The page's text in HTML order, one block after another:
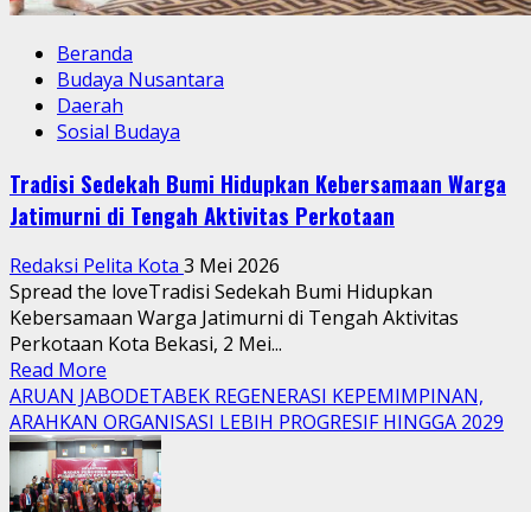
Beranda
Budaya Nusantara
Daerah
Sosial Budaya
Tradisi Sedekah Bumi Hidupkan Kebersamaan Warga
Jatimurni di Tengah Aktivitas Perkotaan
Redaksi Pelita Kota 3 Mei 2026
Spread the loveTradisi Sedekah Bumi Hidupkan
Kebersamaan Warga Jatimurni di Tengah Aktivitas
Perkotaan Kota Bekasi, 2 Mei...
Read More
more
about
Tradisi
Sedekah
Bumi
ARUAN JABODETABEK REGENERASI KEPEMIMPINAN,
ARAHKAN ORGANISASI LEBIH PROGRESIF HINGGA 2029